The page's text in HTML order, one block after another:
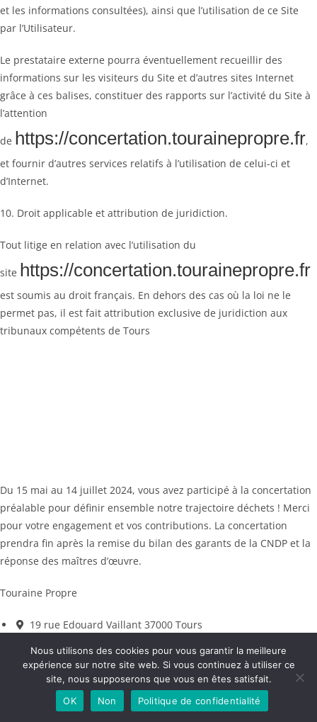
et les informations consultées), ainsi que l’utilisation de ce Site
par l’Utilisateur.
Le prestataire externe pourra éventuellement recueillir des
informations sur les visiteurs du Site et d’autres sites Internet
grâce à ces balises, constituer des rapports sur l’activité du Site à
l’attention
de https://concertation.tourainepropre.fr,
et fournir d’autres services relatifs à l’utilisation de celui-ci et
d’Internet.
10. Droit applicable et attribution de juridiction.
Tout litige en relation avec l’utilisation du
site https://concertation.tourainepropre.fr
est soumis au droit français. En dehors des cas où la loi ne le
permet pas, il est fait attribution exclusive de juridiction aux
tribunaux compétents de Tours
Du 15 mai au 14 juillet 2024, vous avez participé à la concertation
préalable pour définir ensemble notre trajectoire déchets ! Merci
pour votre engagement et vos contributions. La concertation
prendra fin après la remise du bilan des garants de la CNDP et la
réponse des maîtres d’œuvre.
Touraine Propre
19 rue Edouard Vaillant 37000 Tours
Linkedin
Facebook
YouTube
Nous utilisons des cookies pour vous garantir la meilleure
expérience sur notre site web. Si vous continuez à utiliser ce
site, nous supposerons que vous en êtes satisfait.
OK
Non Politique de confidentialité